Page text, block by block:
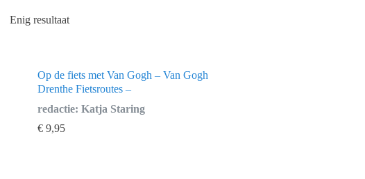
Enig resultaat
Op de fiets met Van Gogh – Van Gogh
Drenthe Fietsroutes –
redactie: Katja Staring
€ 9,95